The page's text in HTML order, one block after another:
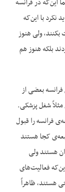
نکرد با این‌که
بکنند، ولی هنوز
بلکه هنوز هم
بعضی از
مثلاً شغل پزشکی.
فرانسه را قبول
کجا هستند
هستند ولی
فعالیت‌های
هستند، ظاهراً